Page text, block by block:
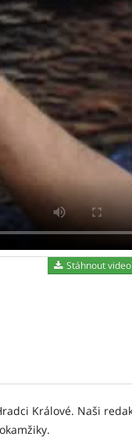
Stáhnout video
Králové. Naši